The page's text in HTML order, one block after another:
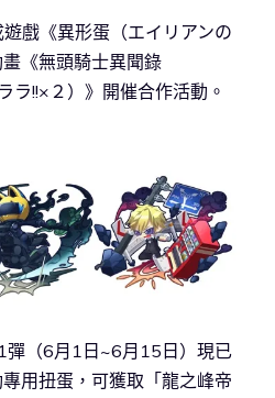
戲《異形蛋（エイリアンの
《無頭騎士異聞錄
ラ!!×２）》開催合作活動。
彈（6月1日~6月15日）現已
用扭蛋，可獲取「龍之峰帝